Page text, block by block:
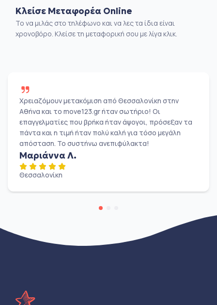
Κλείσε Μεταφορέα Online
Το να μιλάς στο τηλέφωνο και να λες τα ίδια είναι
χρονοβόρο. Κλείσε τη μεταφορική σου με λίγα κλικ.
Χρειαζόμουν μετακόμιση από Θεσσαλονίκη στην
Αθήνα και το move123.gr ήταν σωτήριο! Οι
επαγγελματίες που βρήκα ήταν άψογοι, πρόσεξαν τα
πάντα και η τιμή ήταν πολύ καλή για τόσο μεγάλη
απόσταση. Το συστήνω ανεπιφύλακτα!
Μαριάννα Λ.
Θεσσαλονίκη